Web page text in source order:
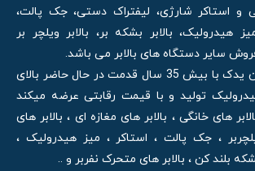
و استاکر شارژی، لیفتراک دستی، جک پالت،
هیدرولیک، بالابر بشکه بر، بالابر ویلچر بر
سایر دستگاه های بالابر می باشد.
همچنین شرکت ایران یدک با بیش 35 سال قدمت در حال حاضر بالای
تولید و با قیمت رقابتی عرضه میکند
های خانگی ، بالابر های مغازه ای ، بالابر های
، جک پالت ، استاکر ، میز هیدرولیک ،
بلند کن ، بالابر های متحرک نفربر و ..